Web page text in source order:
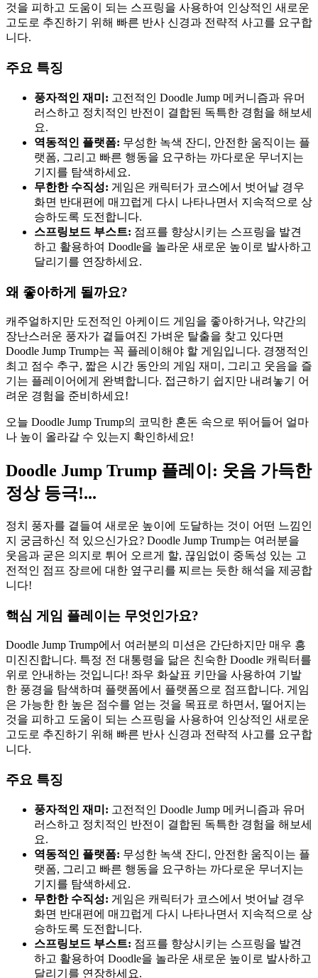
것을 피하고 도움이 되는 스프링을 사용하여 인상적인 새로운
고도로 추진하기 위해 빠른 반사 신경과 전략적 사고를 요구합
니다.
주요 특징
풍자적인 재미: 고전적인 Doodle Jump 메커니즘과 유머
러스하고 정치적인 반전이 결합된 독특한 경험을 해보세
요.
역동적인 플랫폼: 무성한 녹색 잔디, 안전한 움직이는 플
랫폼, 그리고 빠른 행동을 요구하는 까다로운 무너지는
기지를 탐색하세요.
무한한 수직성: 게임은 캐릭터가 코스에서 벗어날 경우
화면 반대편에 매끄럽게 다시 나타나면서 지속적으로 상
승하도록 도전합니다.
스프링보드 부스트: 점프를 향상시키는 스프링을 발견
하고 활용하여 Doodle을 놀라운 새로운 높이로 발사하고
달리기를 연장하세요.
왜 좋아하게 될까요?
캐주얼하지만 도전적인 아케이드 게임을 좋아하거나, 약간의
장난스러운 풍자가 곁들여진 가벼운 탈출을 찾고 있다면
Doodle Jump Trump는 꼭 플레이해야 할 게임입니다. 경쟁적인
최고 점수 추구, 짧은 시간 동안의 게임 재미, 그리고 웃음을 즐
기는 플레이어에게 완벽합니다. 접근하기 쉽지만 내려놓기 어
려운 경험을 준비하세요!
오늘 Doodle Jump Trump의 코믹한 혼돈 속으로 뛰어들어 얼마
나 높이 올라갈 수 있는지 확인하세요!
Doodle Jump Trump 플레이: 웃음 가득한
정상 등극!...
정치 풍자를 곁들여 새로운 높이에 도달하는 것이 어떤 느낌인
지 궁금하신 적 있으신가요? Doodle Jump Trump는 여러분을
웃음과 굳은 의지로 튀어 오르게 할, 끊임없이 중독성 있는 고
전적인 점프 장르에 대한 옆구리를 찌르는 듯한 해석을 제공합
니다!
핵심 게임 플레이는 무엇인가요?
Doodle Jump Trump에서 여러분의 미션은 간단하지만 매우 흥
미진진합니다. 특정 전 대통령을 닮은 친숙한 Doodle 캐릭터를
위로 안내하는 것입니다! 좌우 화살표 키만을 사용하여 기발
한 풍경을 탐색하며 플랫폼에서 플랫폼으로 점프합니다. 게임
은 가능한 한 높은 점수를 얻는 것을 목표로 하면서, 떨어지는
것을 피하고 도움이 되는 스프링을 사용하여 인상적인 새로운
고도로 추진하기 위해 빠른 반사 신경과 전략적 사고를 요구합
니다.
주요 특징
풍자적인 재미: 고전적인 Doodle Jump 메커니즘과 유머
러스하고 정치적인 반전이 결합된 독특한 경험을 해보세
요.
역동적인 플랫폼: 무성한 녹색 잔디, 안전한 움직이는 플
랫폼, 그리고 빠른 행동을 요구하는 까다로운 무너지는
기지를 탐색하세요.
무한한 수직성: 게임은 캐릭터가 코스에서 벗어날 경우
화면 반대편에 매끄럽게 다시 나타나면서 지속적으로 상
승하도록 도전합니다.
스프링보드 부스트: 점프를 향상시키는 스프링을 발견
하고 활용하여 Doodle을 놀라운 새로운 높이로 발사하고
달리기를 연장하세요.